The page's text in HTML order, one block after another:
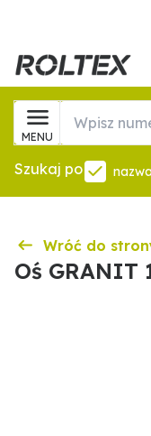
MENU
Szukaj po
Wróć do
Oś GRANIT